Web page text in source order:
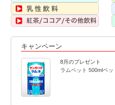
キャンペーン
8月のプレゼント
ラムペット 500mlペッ